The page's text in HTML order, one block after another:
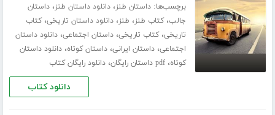
برچسب‌ها:داستان طنز،دانلود داستان طنز،داستان
جالب،کتاب طنز، طنز،دانلود داستان تاریخی،کتاب
تاریخی،کتاب تاریخی،داستان اجتماعی،دانلود داستان
اجتماعی،داستان ایرانی،داستان کوتاه،دانلود داستان
کوتاه،pdf داستان رایگان ،دانلود رایگان کتاب
دانلود کتاب